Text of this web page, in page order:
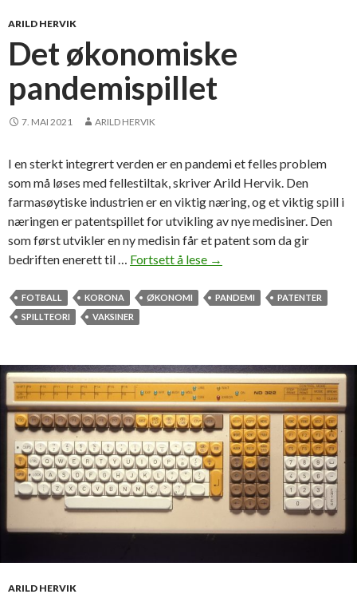
e
n
e
f
e
r
d
ARILD HERVIK
Det økonomiske
pandemispillet
7. MAI 2021 ARILD HERVIK
I en sterkt integrert verden er en pandemi et felles problem
som må løses med fellestiltak, skriver Arild Hervik. Den
farmasøytiske industrien er en viktig næring, og et viktig spill i
næringen er patentspillet for utvikling av nye medisiner. Den
som først utvikler en ny medisin får et patent som da gir
bedriften enerett til … Fortsett å lese D
t
n
o
m
i
s
k
e
a
d
→
FOTBALL KORONA ØKONOMI PANDEMI
PATENTER
SPILLTEORI
VAKSINER
ARILD HERVIK